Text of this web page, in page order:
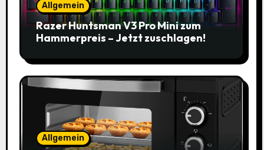
Allgemein
Razer Huntsman V3 Pro Mini zum
Hammerpreis – Jetzt zuschlagen!
Allgemein